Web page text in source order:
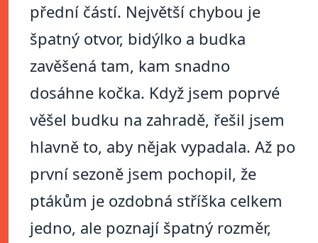
přední částí. Největší chybou je
špatný otvor, bidýlko a budka
zavěšená tam, kam snadno
dosáhne kočka. Když jsem poprvé
věšel budku na zahradě, řešil jsem
hlavně to, aby nějak vypadala. Až po
první sezoně jsem pochopil, že
ptákům je ozdobná stříška celkem
jedno, ale poznají špatný rozměr,